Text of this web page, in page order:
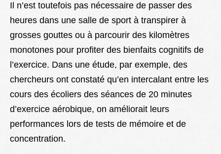
Il n’est toutefois pas nécessaire de passer des
heures dans une salle de sport à transpirer à
grosses gouttes ou à parcourir des kilomètres
monotones pour profiter des bienfaits cognitifs de
l’exercice. Dans une étude, par exemple, des
chercheurs ont constaté qu’en intercalant entre les
cours des écoliers des séances de 20 minutes
d’exercice aérobique, on améliorait leurs
performances lors de tests de mémoire et de
concentration.